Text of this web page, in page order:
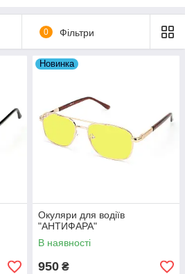
0 Фільтри
Новинка
Окуляри для водіїв
"АНТИФАРА"
В наявності
950 ₴